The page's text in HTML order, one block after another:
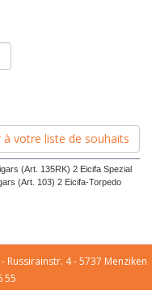
votre liste de souhaits
(Art. 135RK) 2 Eicifa Spezial
(Art. 103) 2 Eicifa-Torpedo
Russirainstr. 4 - 5737 Menziken
55